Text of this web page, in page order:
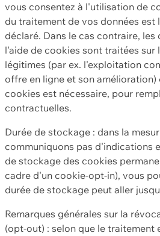
vous consentez à l'utilisation de
du traitement de vos données est
déclaré. Dans le cas contraire, les
l'aide de cookies sont traitées sur
légitimes (par ex. l'exploitation
offre en ligne et son
cookies est nécessaire, pour
contractuelles.
Durée de stockage : dans la
communiquons pas d'indications
de stockage des cookies
cadre d'un cookie-opt-in), vous
durée de stockage peut aller
Remarques générales sur la
(opt-out) : selon que le traitement